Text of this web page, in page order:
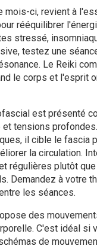
mois-ci, revient à
rééquilibrer
stressé,
testez une
Le Reiki
le corps et l'esprit
est présenté
et tensions
il cible le fascia
la circulation.
régulières plutôt
Demandez à votre
les séances.
des
C'est idéal si
de